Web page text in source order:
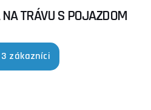
TRÁVU S POJAZDOM
zákazníci